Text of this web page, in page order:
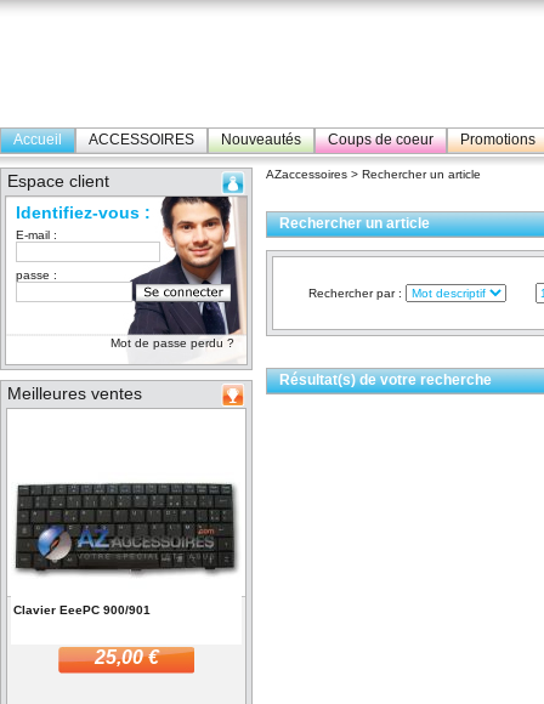
Accueil ACCESSOIRES Nouveautés Coups de coeur Promotions
Espace client
Identifiez-vous :
E-mail :
passe :
Mot de passe perdu ?
Meilleures ventes
Clavier EeePC 900/901
25,00 €
AZaccessoires > Rechercher un article
Rechercher un article
Rechercher par :
Résultat(s) de votre recherche